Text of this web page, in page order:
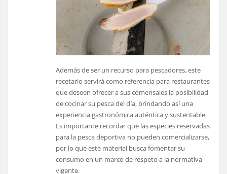
Además de ser un recurso para pescadores, este
recetario servirá como referencia para restaurantes
que deseen ofrecer a sus comensales la posibilidad
de cocinar su pesca del día, brindando así una
experiencia gastronómica auténtica y sustentable.
Es importante recordar que las especies reservadas
para la pesca deportiva no pueden comercializarse,
por lo que este material busca fomentar su
consumo en un marco de respeto a la normativa
vigente.